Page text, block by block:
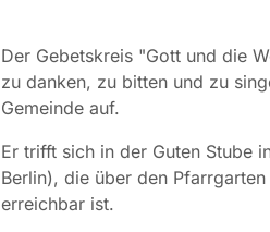
Der Gebetskreis "Gott und die
zu danken, zu bitten und zu
Gemeinde auf.
Er trifft sich in der Guten Stube
Berlin), die über den
erreichbar ist.